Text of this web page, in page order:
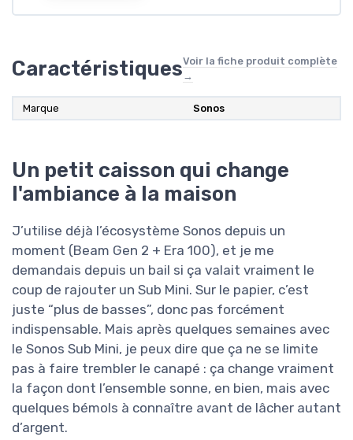
CaractéristiquesVoir la fiche produit complète
→
Marque Sonos
Un petit caisson qui change
l'ambiance à la maison
J’utilise déjà l’écosystème Sonos depuis un
moment (Beam Gen 2 + Era 100), et je me
demandais depuis un bail si ça valait vraiment le
coup de rajouter un Sub Mini. Sur le papier, c’est
juste “plus de basses”, donc pas forcément
indispensable. Mais après quelques semaines avec
le Sonos Sub Mini, je peux dire que ça ne se limite
pas à faire trembler le canapé : ça change vraiment
la façon dont l’ensemble sonne, en bien, mais avec
quelques bémols à connaître avant de lâcher autant
d’argent.